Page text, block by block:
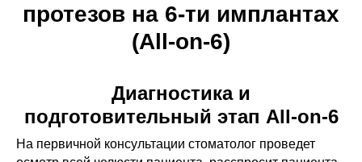
протезов на 6-ти имплантах
(All-on-6)
Диагностика и
подготовительный этап All-on-6
На первичной консультации стоматолог проведет